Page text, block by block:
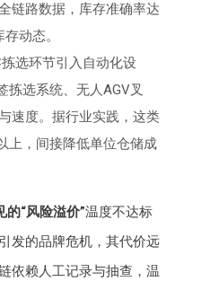
链路数据，库存准确率达
动态。
选环节引入自动化设
拣选系统、无人AGV叉
速度。据行业实践，这类
上，间接降低单位仓储成
“风险溢价”温度不达标
发的品牌危机，其代价远
依赖人工记录与抽查，温